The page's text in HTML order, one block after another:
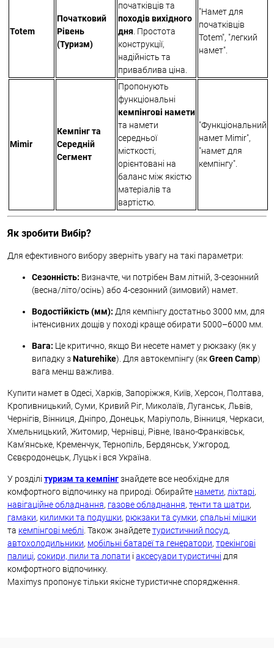
Totem
Початковий
Рівень
(Туризм)
початківців та
походів вихідного
дня . Простота
конструкції,
надійність та
приваблива ціна.
"Намет для
початківців
Totem", "легкий
намет".
Mimir
Кемпінг та
Середній
Сегмент
Пропонують
функціональні
кемпінгові намети
та намети
середньої
місткості,
орієнтовані на
баланс між якістю
матеріалів та
вартістю.
"Функціональний
намет Mimir",
"намет для
кемпінгу".
Як зробити Вибір?
Для ефективного вибору зверніть увагу на такі параметри:
Сезонність: Визначте, чи потрібен Вам літній, 3-сезонний
(весна/літо/осінь) або 4-сезонний (зимовий) намет.
Водостійкість (мм): Для кемпінгу достатньо 3000 мм, для
інтенсивних дощів у поході краще обирати 5000–6000 мм.
Вага: Це критично, якщо Ви несете намет у рюкзаку (як у
випадку зNaturehike). Для автокемпінгу (якGreen Camp)
вага менш важлива.
Купити намет в Одесі, Харків, Запоріжжя, Київ, Херсон, Полтава,
Кропивницький, Суми, Кривий Ріг, Миколаїв, Луганськ, Львів,
Чернігів, Вінниця, Дніпро, Донецьк, Маріуполь, Вінниця, Черкаси,
Хмельницький, Житомир, Чернівці, Рівне, Івано-Франківськ,
Кам'янське, Кременчук, Тернопіль, Бердянськ, Ужгород,
Сєвєродонецьк, Луцьк і вся Україна.
У розділі туризм та кемпінгзнайдете все необхідне для
комфортного відпочинку на природі. Обирайте намети, ліхтарі,
навігаційне обладнання, газове обладнання, тенти та шатри,
гамаки, килимки та подушки, рюкзаки та сумки, спальні мішки
та кемпінгові меблі . Також знайдететуристичний посуд,
автохолодильники, мобільні батареї та генератори, трекінгові
палиці, сокири, пили та лопати і аксесуари туристичні для
комфортного відпочинку.
Maximys пропонує тільки якісне туристичне спорядження.